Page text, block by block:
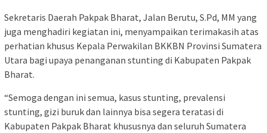
Sekretaris Daerah Pakpak Bharat, Jalan Berutu, S.Pd, MM yang
juga menghadiri kegiatan ini, menyampaikan terimakasih atas
perhatian khusus Kepala Perwakilan BKKBN Provinsi Sumatera
Utara bagi upaya penanganan stunting di Kabupaten Pakpak
Bharat.
“Semoga dengan ini semua, kasus stunting, prevalensi
stunting, gizi buruk dan lainnya bisa segera teratasi di
Kabupaten Pakpak Bharat khususnya dan seluruh Sumatera